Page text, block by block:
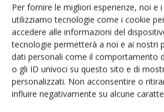
Per fornire le migliori esperienze, noi e
utilizziamo tecnologie come i cookie
accedere alle informazioni del
tecnologie permetterà a noi e ai nostri
dati personali come il comportamento
o gli ID univoci su questo sito e di
personalizzati. Non acconsentire o
influire negativamente su alcune
Cerca adesso